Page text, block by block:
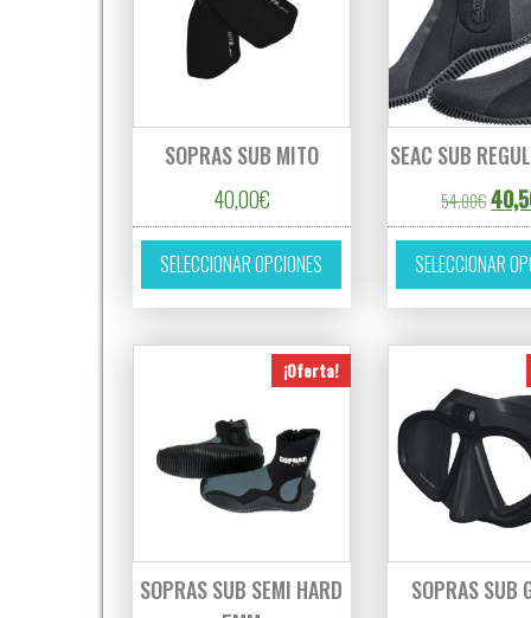
SOPRAS SUB MITO
40,00€
SELECCIONAR OPCIONES
Este producto tiene
SEAC SUB
54,00€El
SELECCIONAR
¡Oferta!
SOPRAS SUB SEMI HARD
SOPRAS SUB